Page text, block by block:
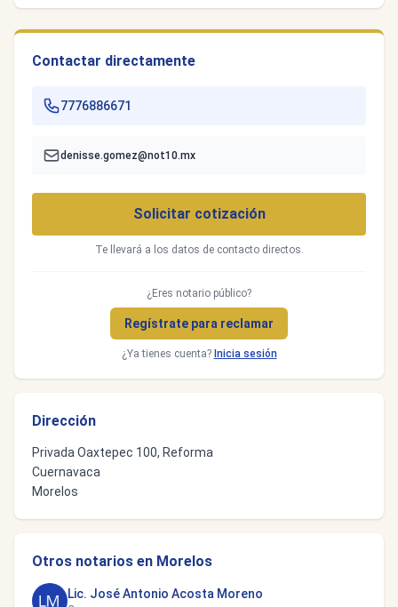
Contactar directamente
7776886671
denisse.gomez@not10.mx
Solicitar cotización
Te llevará a los datos de contacto directos.
¿Eres notario público?
Regístrate para reclamar
¿Ya tienes cuenta? Inicia sesión
Dirección
Privada Oaxtepec 100, Reforma
Cuernavaca
Morelos
Otros notarios en Morelos
Lic. José Antonio Acosta Moreno